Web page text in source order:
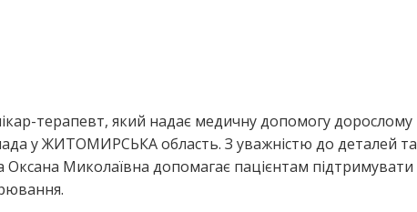
терапевт, який надає медичну допомогу дорослому
у ЖИТОМИРСЬКА область. З уважністю до деталей та
Миколаївна допомагає пацієнтам підтримувати